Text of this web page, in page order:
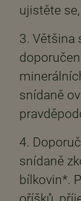
ujistěte
3. Většina
snídaně
4.
snídaně
bílkovin*.